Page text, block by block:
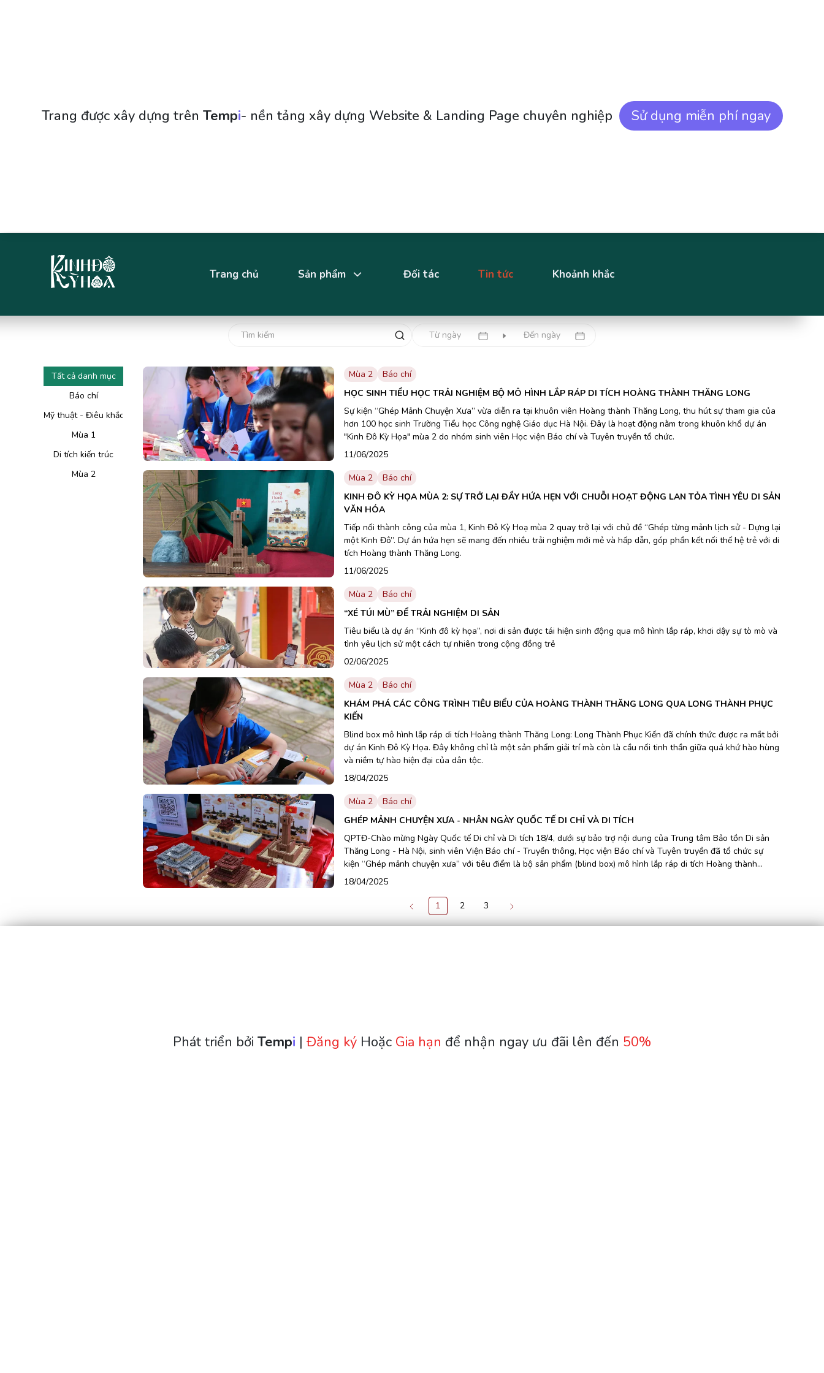
Trang được xây dựng trên TempI- nền tảng xây dựng Website & Landing Page chuyên nghiệp Sử dụng miễn phí ngay
Trang chủ Sản phẩm Đối tác Tin tức Khoảnh khắc
Tất cả danh mục
Báo chí
Mỹ thuật - Điêu khắc
Mùa 1
Di tích kiến trúc
Mùa 2
Mùa 2
Báo chí
HỌC SINH TIỂU HỌC TRẢI NGHIỆM BỘ MÔ HÌNH LẮP RÁP DI TÍCH HOÀNG THÀNH THĂNG LONG
Sự kiện “Ghép Mảnh Chuyện Xưa” vừa diễn ra tại khuôn viên Hoàng thành Thăng Long, thu hút sự tham gia của
hơn 100 học sinh Trường Tiểu học Công nghệ Giáo dục Hà Nội. Đây là hoạt động nằm trong khuôn khổ dự án
"Kinh Đô Kỳ Họa" mùa 2 do nhóm sinh viên Học viện Báo chí và Tuyên truyền tổ chức.
11/06/2025
Mùa 2
Báo chí
KINH ĐÔ KỲ HỌA MÙA 2: SỰ TRỞ LẠI ĐẦY HỨA HẸN VỚI CHUỖI HOẠT ĐỘNG LAN TỎA TÌNH YÊU DI SẢN
VĂN HÓA
Tiếp nối thành công của mùa 1, Kinh Đô Kỳ Hoạ mùa 2 quay trở lại với chủ đề “Ghép từng mảnh lịch sử - Dựng lại
một Kinh Đô”. Dự án hứa hẹn sẽ mang đến nhiều trải nghiệm mới mẻ và hấp dẫn, góp phần kết nối thế hệ trẻ với di
tích Hoàng thành Thăng Long.
11/06/2025
Mùa 2
Báo chí
“XÉ TÚI MÙ” ĐỂ TRẢI NGHIỆM DI SẢN
Tiêu biểu là dự án “Kinh đô kỳ họa”, nơi di sản được tái hiện sinh động qua mô hình lắp ráp, khơi dậy sự tò mò và
tình yêu lịch sử một cách tự nhiên trong cộng đồng trẻ
02/06/2025
Mùa 2
Báo chí
KHÁM PHÁ CÁC CÔNG TRÌNH TIÊU BIỂU CỦA HOÀNG THÀNH THĂNG LONG QUA LONG THÀNH PHỤC
KIẾN
Blind box mô hình lắp ráp di tích Hoàng thành Thăng Long: Long Thành Phục Kiến đã chính thức được ra mắt bởi
dự án Kinh Đô Kỳ Họa. Đây không chỉ là một sản phẩm giải trí mà còn là cầu nối tinh thần giữa quá khứ hào hùng
và niềm tự hào hiện đại của dân tộc.
18/04/2025
Mùa 2
Báo chí
GHÉP MẢNH CHUYỆN XƯA - NHÂN NGÀY QUỐC TẾ DI CHỈ VÀ DI TÍCH
QPTĐ-Chào mừng Ngày Quốc tế Di chỉ và Di tích 18/4, dưới sự bảo trợ nội dung của Trung tâm Bảo tồn Di sản
Thăng Long - Hà Nội, sinh viên Viện Báo chí - Truyền thông, Học viện Báo chí và Tuyên truyền đã tổ chức sự
kiện “Ghép mảnh chuyện xưa” với tiêu điểm là bộ sản phẩm (blind box) mô hình lắp ráp di tích Hoàng thành
Thăng Long: Long Thành Phục Kiến.
18/04/2025
1 2 3
Thăng Long - Hà Nội
Phát triển bởi TempI | Đăng ký Hoặc Gia hạn để nhận ngay ưu đãi lên đến 50%